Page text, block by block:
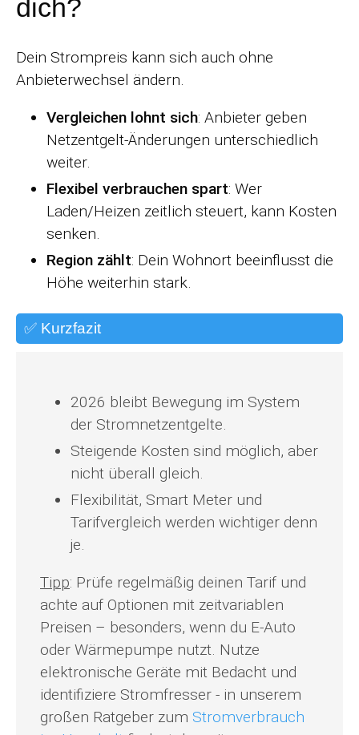
dich?
Dein Strompreis kann sich auch ohne
Anbieterwechsel ändern.
Vergleichen lohnt sich: Anbieter geben
Netzentgelt-Änderungen unterschiedlich
weiter.
Flexibel verbrauchen spart: Wer
Laden/Heizen zeitlich steuert, kann Kosten
senken.
Region zählt: Dein Wohnort beeinflusst die
Höhe weiterhin stark.
✅ Kurzfazit
2026 bleibt Bewegung im System
der Stromnetzentgelte.
Steigende Kosten sind möglich, aber
nicht überall gleich.
Flexibilität, Smart Meter und
Tarifvergleich werden wichtiger denn
je.
Tipp: Prüfe regelmäßig deinen Tarif und
achte auf Optionen mit zeitvariablen
Preisen – besonders, wenn du E-Auto
oder Wärmepumpe nutzt. Nutze
elektronische Geräte mit Bedacht und
identifiziere Stromfresser - in unserem
großen Ratgeber zum Stromverbrauch